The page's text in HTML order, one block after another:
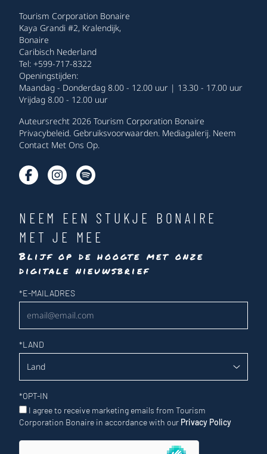
Tourism Corporation Bonaire
Kaya Grandi #2, Kralendijk,
Bonaire
Caribisch Nederland
Tel: +599-717-8322
Openingstijden:
Maandag - Donderdag 8.00 - 12.00 uur | 13.30 - 17.00 uur
Vrijdag 8.00 - 12.00 uur
Auteursrecht 2026 Tourism Corporation Bonaire
Privacybeleid. Gebruiksvoorwaarden. Mediagalerij. Neem
Contact Met Ons Op.
NEEM EEN STUKJE BONAIRE
MET JE MEE
Blijf op de hoogte met onze
digitale nieuwsbrief
Nieuwsbrief
*E-MAILADRES
*LAND
*OPT-IN
I agree to receive marketing emails from Tourism
Corporation Bonaire in accordance with our Privacy Policy